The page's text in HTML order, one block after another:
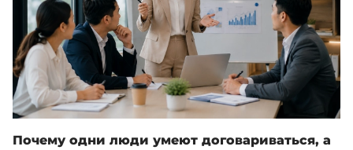
Почему одни люди умеют договариваться, а